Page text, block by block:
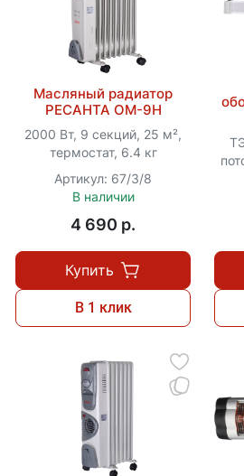
Масляный радиатор
РЕСАНТА ОМ-9Н
2000 Вт, 9 секций, 25 м²,
термостат, 6.4 кг
Артикул: 67/3/8
В наличии
4 690 p.
Купить
В 1 клик